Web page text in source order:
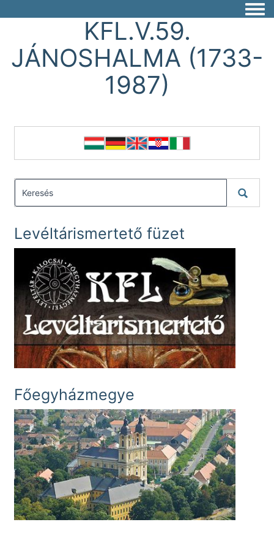
KFL.V.59.
JÁNOSHALMA (1733-
1987)
Levéltárismertető füzet
Főegyházmegye